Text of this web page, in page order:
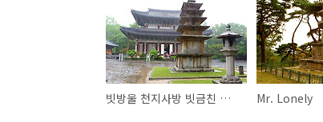
빗방울 천지사방 빗금친 부여 무량사 Mr. Lonely